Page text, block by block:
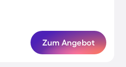
Zum Angebot